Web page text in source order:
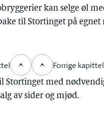
kan selge øl
til Stortinget på egnet
med
av sider og mjød.
Forrige kapittel